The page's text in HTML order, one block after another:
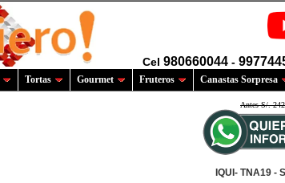
Cel 980660044 -
Tortas Gourmet Fruteros Canastas Sorpresa
Antes S/. 242
IQUI- TNA19 -